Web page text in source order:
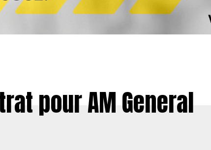
pour AM General